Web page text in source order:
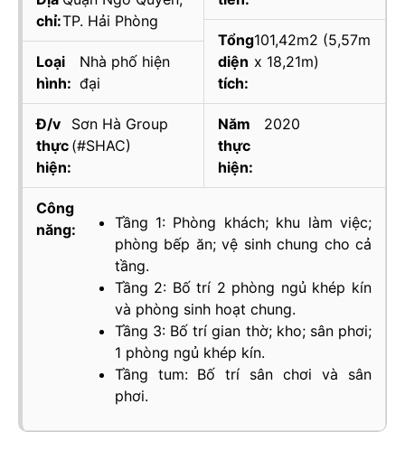
chỉ:TP. Hải Phòng
Loại
hình:
Nhà phố hiện
đại
Đ/v
thực
hiện:
Sơn Hà Group
(#SHAC)
Tổng
diện
tích:
101,42m2 (5,57m
x 18,21m)
Năm
thực
hiện:
2020
Công
năng:
Tầng 1: Phòng khách; khu làm việc;
phòng bếp ăn; vệ sinh chung cho cả
tầng.
Tầng 2: Bố trí 2 phòng ngủ khép kín
và phòng sinh hoạt chung.
Tầng 3: Bố trí gian thờ; kho; sân phơi;
1 phòng ngủ khép kín.
Tầng tum: Bố trí sân chơi và sân
phơi.